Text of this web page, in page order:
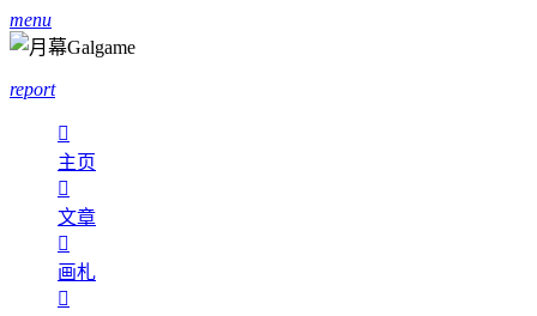
menu
report

主页

文章

画札
